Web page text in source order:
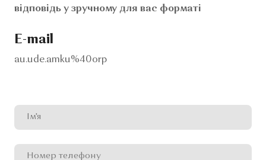
відповідь у зручному для вас форматі
E-mail
au.ude.amku%40orp